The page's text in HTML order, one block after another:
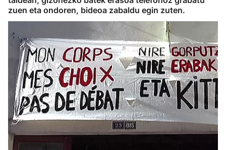
zuen eta ondoren, bideoa zabaldu egin zuten.